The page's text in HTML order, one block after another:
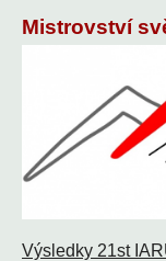
Mistrovství
Výsledky 21st